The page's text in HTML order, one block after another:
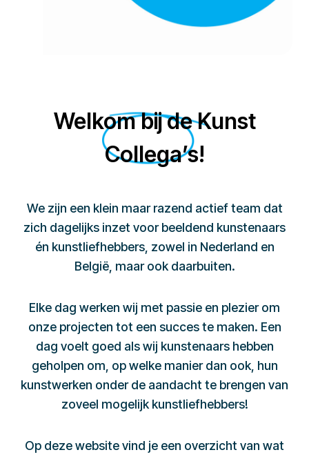
Welkom bij de Kunst
Collega’s!
We zijn een klein maar razend actief team dat
zich dagelijks inzet voor beeldend kunstenaars
én kunstliefhebbers, zowel in Nederland en
België, maar ook daarbuiten.
Elke dag werken wij met passie en plezier om
onze projecten tot een succes te maken. Een
dag voelt goed als wij kunstenaars hebben
geholpen om, op welke manier dan ook, hun
kunstwerken onder de aandacht te brengen van
zoveel mogelijk kunstliefhebbers!
Op deze website vind je een overzicht van wat